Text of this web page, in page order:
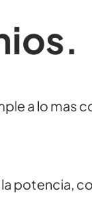
a lo mas
potencia,